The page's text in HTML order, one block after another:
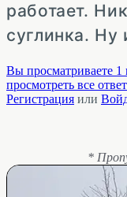
работает.
суглинка. Ну
Вы просматриваете 1
просмотреть все
Регистрация или
*